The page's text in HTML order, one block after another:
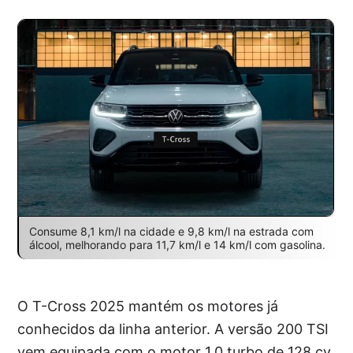
Consume 8,1 km/l na cidade e 9,8 km/l na estrada com
álcool, melhorando para 11,7 km/l e 14 km/l com gasolina.
O T-Cross 2025 mantém os motores já
conhecidos da linha anterior. A versão 200 TSI